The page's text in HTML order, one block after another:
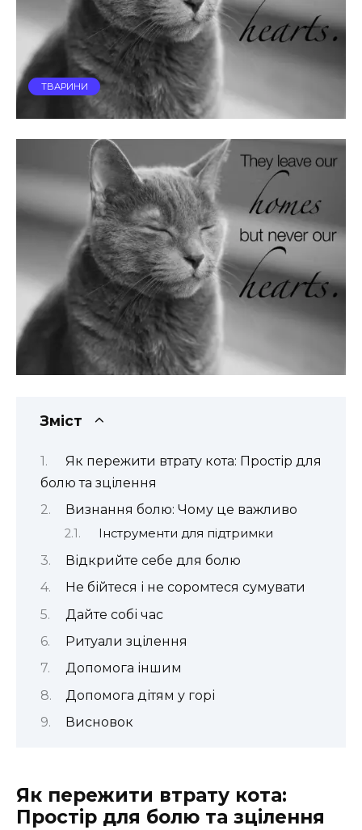
ТВАРИНИ
Зміст
Як пережити втрату кота: Простір для
болю та зцілення
Визнання болю: Чому це важливо
Інструменти для підтримки
Відкрийте себе для болю
Не бійтеся і не соромтеся сумувати
Дайте собі час
Ритуали зцілення
Допомога іншим
Допомога дітям у горі
Висновок
Як пережити втрату кота:
Простір для болю та зцілення